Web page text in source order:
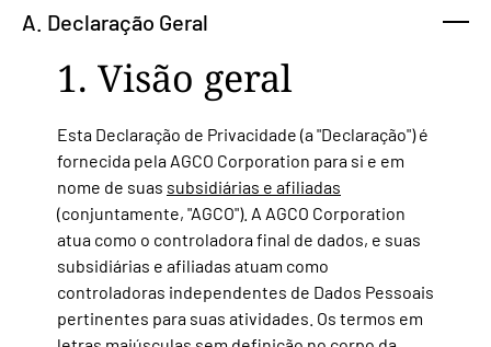
A. Declaração Geral
1. Visão geral
Esta Declaração de Privacidade (a "Declaração") é
fornecida pela AGCO Corporation para si e em
nome de suas subsidiárias e afiliadas
(conjuntamente, "AGCO"). A AGCO Corporation
atua como o controladora final de dados, e suas
subsidiárias e afiliadas atuam como
controladoras independentes de Dados Pessoais
pertinentes para suas atividades. Os termos em